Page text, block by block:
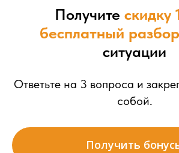
Получите скидку
бесплатный разбор
ситуации
Ответьте на 3 вопроса и
собой.
Получить